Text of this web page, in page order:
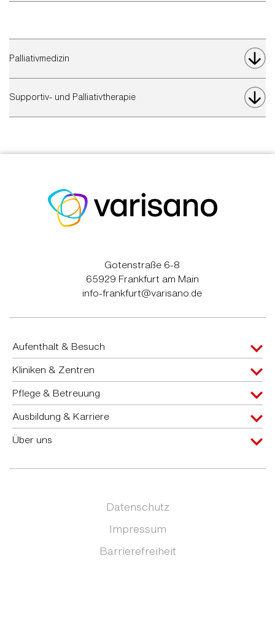
Palliativmedizin
Supportiv- und Palliativtherapie
Gotenstraße 6-8
65929 Frankfurt am Main
info-frankfurt@varisano.de
Aufenthalt & Besuch
Kliniken & Zentren
Pflege & Betreuung
Ausbildung & Karriere
Über uns
Datenschutz
Impressum
Barrierefreiheit